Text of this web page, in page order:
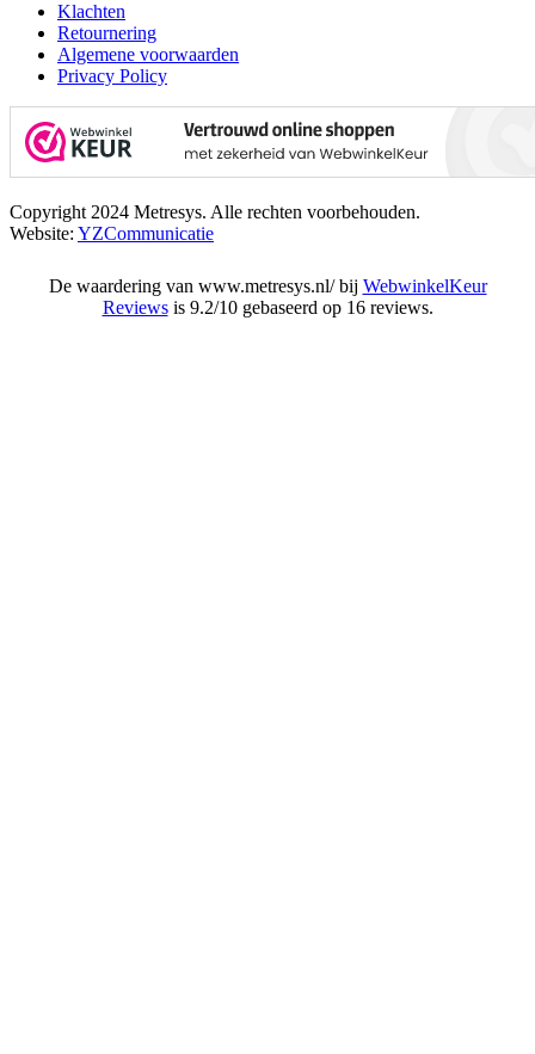
Klachten
Retournering
Algemene voorwaarden
Privacy Policy
Copyright 2024 Metresys. Alle rechten voorbehouden.
Website: YZCommunicatie
De waardering van www.metresys.nl/ bij WebwinkelKeur
Reviewsis 9.2/10 gebaseerd op 16 reviews.